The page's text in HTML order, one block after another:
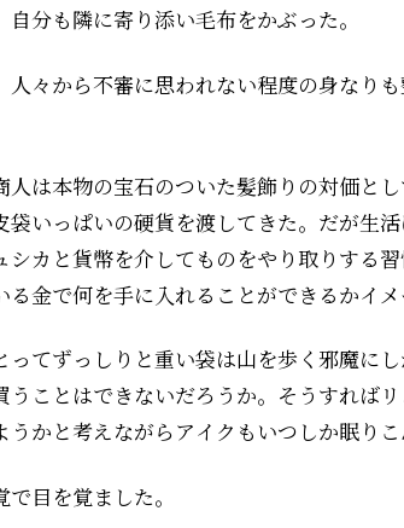
自分も隣に寄り添い毛布をかぶった。
々から不審に思われない程度の身なり
は本物の宝石のついた髪飾りの対価と
袋いっぱいの硬貨を渡してきた。だが生
シカと貨幣を介してものをやり取りする
金で何を手に入れることができるかイメ
てずっしりと重い袋は山を歩く邪魔に
うことはできないだろうか。そうすればリ
かと考えながらアイクもいつしか眠りこ
で目を覚ました。